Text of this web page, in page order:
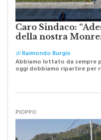
Caro Sindaco:
della nostra
diRaimondo Burgio